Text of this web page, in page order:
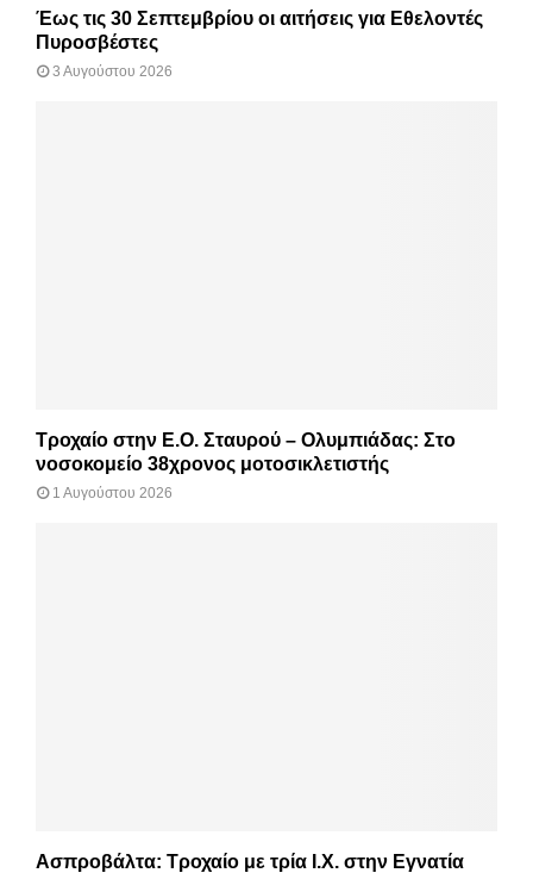
Έως τις 30 Σεπτεμβρίου οι αιτήσεις για Εθελοντές
Πυροσβέστες
3 Αυγούστου 2026
Τροχαίο στην Ε.Ο. Σταυρού – Ολυμπιάδας: Στο
νοσοκομείο 38χρονος μοτοσικλετιστής
1 Αυγούστου 2026
Ασπροβάλτα: Τροχαίο με τρία Ι.Χ. στην Εγνατία